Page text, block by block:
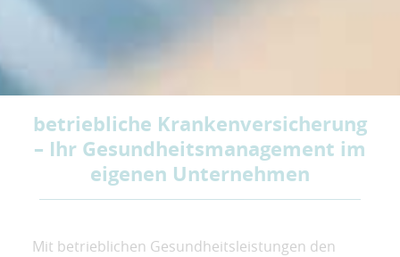
betriebliche Krankenversicherung
– Ihr Gesundheitsmanagement im
eigenen Unternehmen
Mit betrieblichen Gesundheitsleistungen den